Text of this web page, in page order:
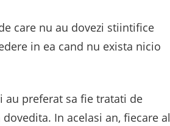
care nu au dovezi stiintifice
in ea cand nu exista nicio
au preferat sa fie tratati de
In acelasi an, fiecare al